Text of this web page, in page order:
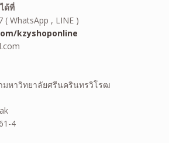
ด้ที่
( WhatsApp , LINE )
kzyshoponline
มหาวิทยาลัยศรีนครินทรวิโรฒ
4